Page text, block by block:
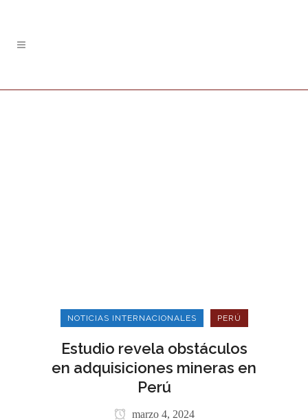
NOTICIAS INTERNACIONALES PERÚ
Estudio revela obstáculos
en adquisiciones mineras en
Perú
marzo 4, 2024